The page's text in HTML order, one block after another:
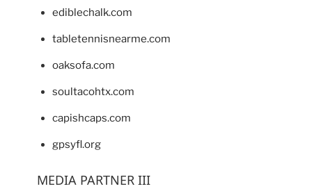
ediblechalk.com
tabletennisnearme.com
oaksofa.com
soultacohtx.com
capishcaps.com
gpsyfl.org
MEDIA PARTNER III